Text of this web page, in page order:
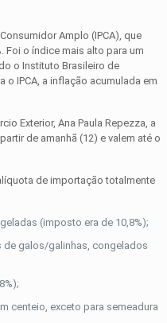
Amplo (IPCA), que
Foi o índice mais alto para um
o Instituto Brasileiro de
o IPCA, a inflação acumulada em
Exterior, Ana Paula Repezza, a
de amanhã (12) e valem até o
de importação totalmente
(imposto era de 10,8%);
galos/galinhas, congelados
centeio, exceto para semeadura